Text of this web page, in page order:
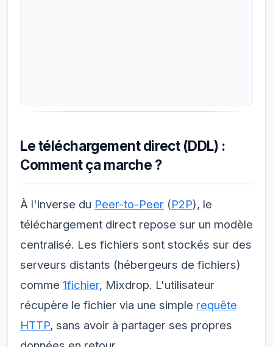
Le téléchargement direct (DDL) :
Comment ça marche ?
À l'inverse du Peer-to-Peer (P2P), le
téléchargement direct repose sur un modèle
centralisé. Les fichiers sont stockés sur des
serveurs distants (hébergeurs de fichiers)
comme 1fichier, Mixdrop. L'utilisateur
récupère le fichier via une simple requête
HTTP, sans avoir à partager ses propres